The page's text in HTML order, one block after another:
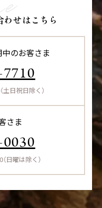
せはこちら
のお客さま
日祝日除く）
さま
日曜は除く）